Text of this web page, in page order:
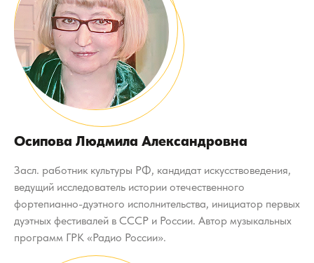
Осипова Людмила Александровна
Засл. работник культуры РФ, кандидат искусствоведения,
ведущий исследователь истории отечественного
фортепианно-дуэтного исполнительства, инициатор первых
дуэтных фестивалей в СССР и России. Автор музыкальных
программ ГРК «Радио России».